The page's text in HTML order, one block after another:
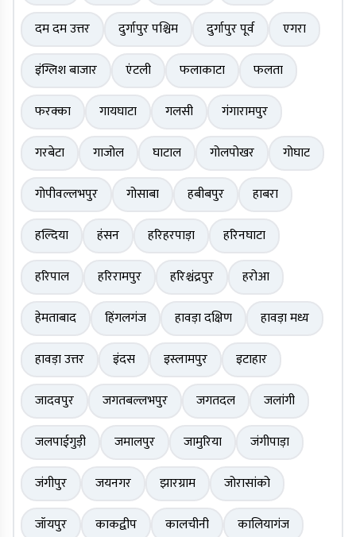
दम दम उत्तर
दुर्गापुर पश्चिम दुर्गापुर पूर्व
एगरा
इंग्लिश बाजार
एंटली फलाकाटा
फलता
फरक्का
गायघाटा गलसी
गंगारामपुर
गरबेटा
गाजोल घाटाल गोलपोखर
गोघाट
गोपीवल्लभपुर
गोसाबा हबीबपुर
हाबरा
हल्दिया
हंसन हरिहरपाड़ा
हरिनघाटा
हरिपाल
हरिरामपुर हरिश्चंद्रपुर
हरोआ
हेमताबाद
हिंगलगंज हावड़ा दक्षिण
हावड़ा मध्य
हावड़ा उत्तर
इंदस इस्लामपुर
इटाहार
जादवपुर
जगतबल्लभपुर जगतदल
जलांगी
जलपाईगुड़ी
जमालपुर जामुरिया
जंगीपाड़ा
जंगीपुर
जयनगर झारग्राम
जोरासांको
जॉयपुर
काकद्वीप कालचीनी
कालियागंज